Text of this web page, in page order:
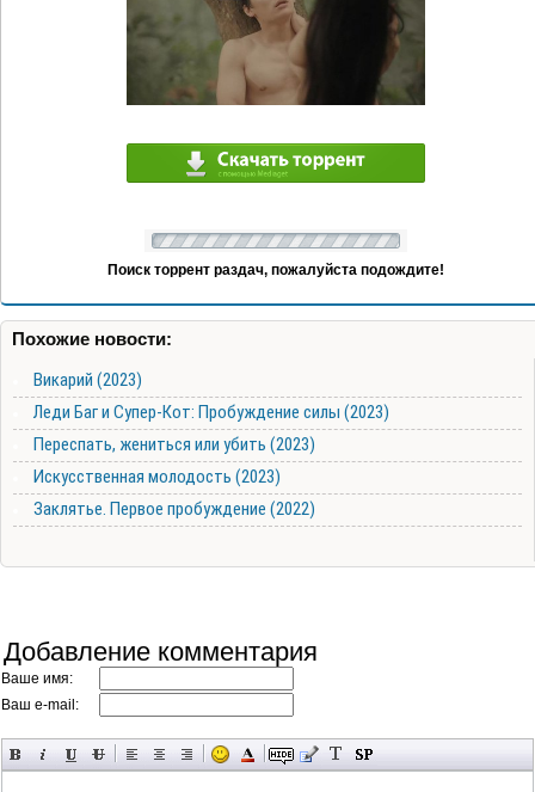
Поиск торрент раздач, пожалуйста подождите!
Похожие новости:
Викарий (2023)
Леди Баг и Супер-Кот: Пробуждение силы (2023)
Переспать, жениться или убить (2023)
Искусственная молодость (2023)
Заклятье. Первое пробуждение (2022)
Добавление комментария
Ваше имя:
Ваш e-mail: